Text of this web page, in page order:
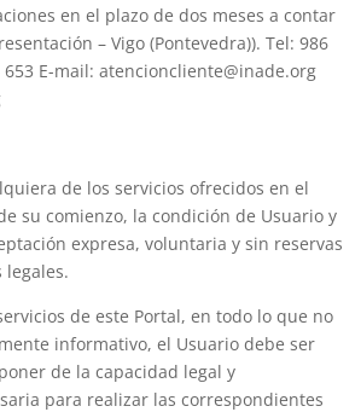
en el plazo de dos meses a contar
– Vigo (Pontevedra)). Tel: 986
653 E-mail: atencioncliente@inade.org
de los servicios ofrecidos en el
su comienzo, la condición de Usuario y
expresa, voluntaria y sin reservas
legales.
de este Portal, en todo lo que no
informativo, el Usuario debe ser
de la capacidad legal y
para realizar las correspondientes